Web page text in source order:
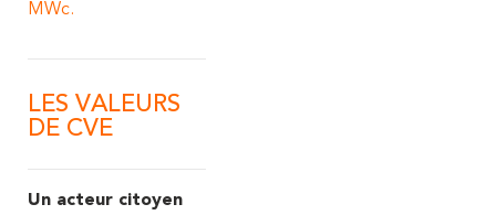
MWc.
LES VALEURS
DE CVE
Un acteur citoyen